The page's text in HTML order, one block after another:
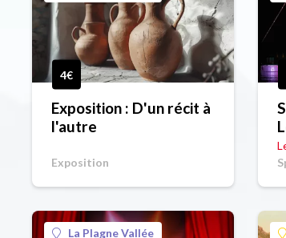
4€
Exposition : D'un récit à
l'autre
Exposition
La Plagne Vallée